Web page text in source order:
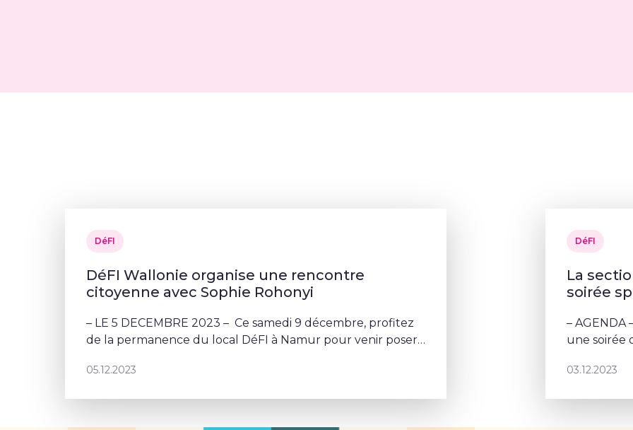
DéFI
DéFI Wallonie organise une rencontre
citoyenne avec Sophie Rohonyi
– LE 5 DECEMBRE 2023 – Ce samedi 9 décembre, profitez
de la permanence du local DéFI à Namur pour venir poser
05.12.2023
DéFI
La
soirée
–
une soirée
03.12.2023